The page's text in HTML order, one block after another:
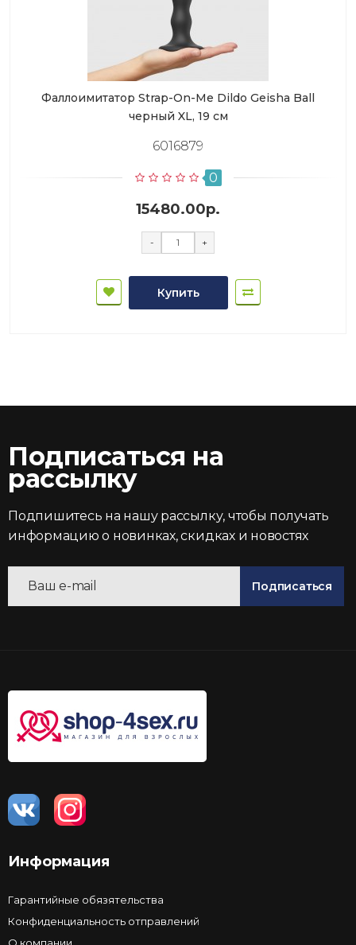
Фаллоимитатор Strap-On-Me Dildo Geisha Ball
черный XL, 19 см
6016879
0
15480.00р.
- +
Купить
Подписаться на
рассылку
Подпишитесь на нашу рассылку, чтобы получать
информацию о новинках, скидках и новостях
Подписаться
Информация
Гарантийные обязятельства
Конфиденциальность отправлений
О компании